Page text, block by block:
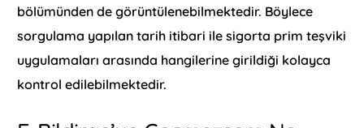
bölümünden de görüntülenebilmektedir. Böylece
sorgulama yapılan tarih itibari ile sigorta prim teşviki
uygulamaları arasında hangilerine girildiği kolayca
kontrol edilebilmektedir.